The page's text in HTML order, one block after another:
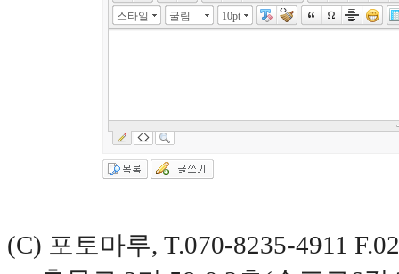
스타일 굴림 10pt
(C) 포토마루, T.070-8235-4911